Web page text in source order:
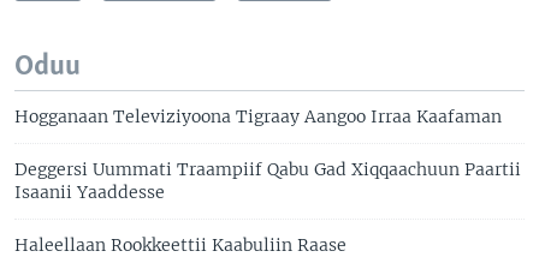
Oduu
Hogganaan Televiziyoona Tigraay Aangoo Irraa Kaafaman
Deggersi Uummati Traampiif Qabu Gad Xiqqaachuun Paartii
Isaanii Yaaddesse
Haleellaan Rookkeettii Kaabuliin Raase